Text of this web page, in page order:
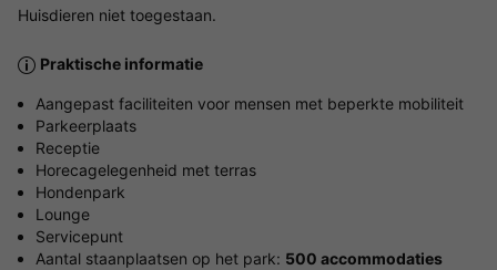
Huisdieren niet toegestaan.
Praktische informatie
Aangepast faciliteiten voor mensen met beperkte mobiliteit
Parkeerplaats
Receptie
Horecagelegenheid met terras
Hondenpark
Lounge
Servicepunt
Aantal staanplaatsen op het park: 500 accommodaties